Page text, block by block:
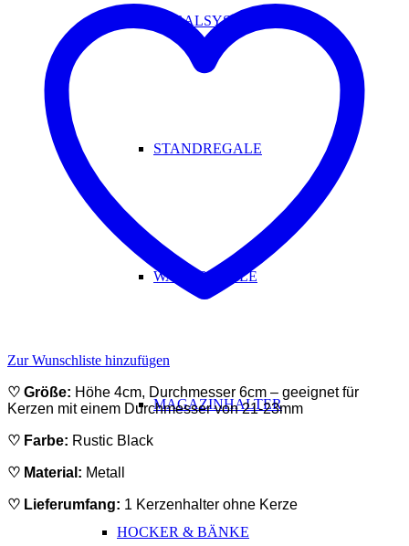
REGALSYSTEM
STANDREGALE
WANDREGALE
MAGAZINHALTER
HOCKER & BÄNKE
Zur Wunschliste hinzufügen
♡ Größe: Höhe 4cm, Durchmesser 6cm – geeignet für
Kerzen mit einem Durchmesser von 21-23mm
♡ Farbe: Rustic Black
♡ Material: Metall
♡ Lieferumfang: 1 Kerzenhalter ohne Kerze